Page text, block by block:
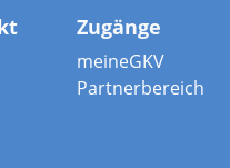
Zugänge
meineGKV
Partnerbereich